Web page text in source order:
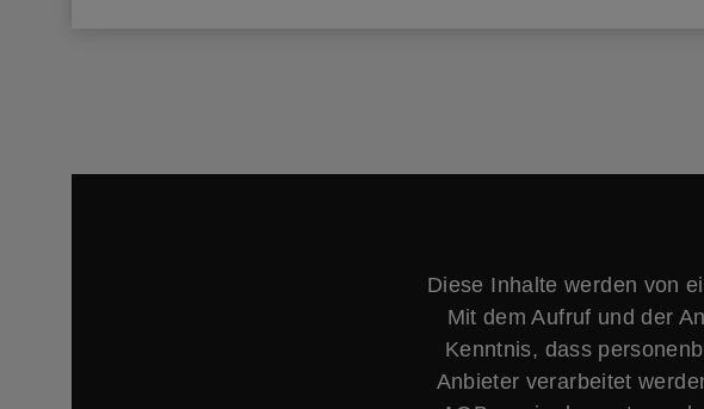
Diese Inhalte werden von
Mit dem Aufruf und der
Kenntnis, dass
Anbieter verarbeitet